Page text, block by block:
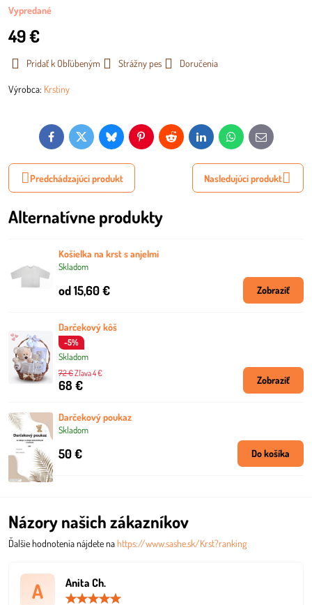
Vypredané
49 €
Pridať k Obľúbeným Strážny pes Doručenia
Výrobca: Krstiny
FacebookTwitter BlueskyPinterestReddit LinkedInWhatsApp
E-
mail
Predchádzajúci produkt Nasledujúci produkt
Alternatívne produkty
Košielka na krst s anjelmi
Skladom
od 15,60 € Zobraziť
Darčekový kôš
-5%
Skladom
68 €
72 €Zľava 4 €
Zobraziť
Darčekový poukaz
Skladom
50 € Do košíka
Názory našich zákazníkov
Ďalšie hodnotenia nájdete nahttps://www.sashe.sk/Krst?ranking
A Anita Ch.